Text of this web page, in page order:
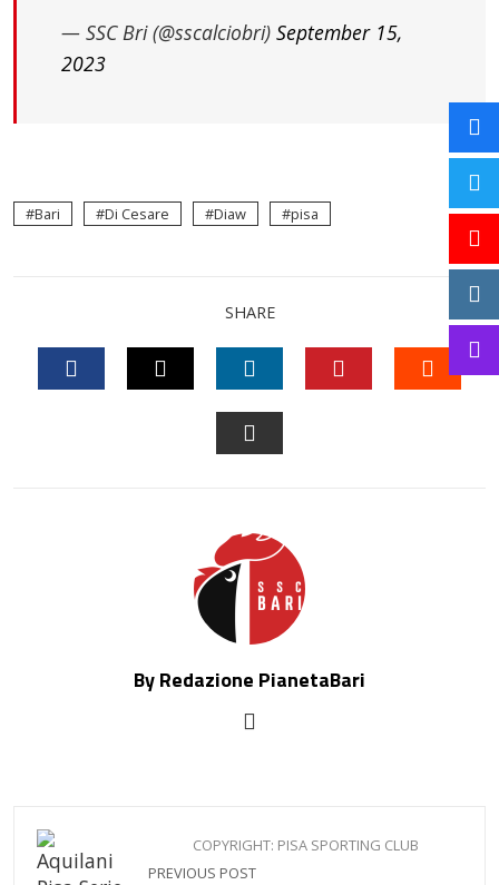
— SSC Bri (@sscalciobri) September 15,
2023
Bari Di Cesare Diaw pisa
SHARE
TWITTERLINKEDIN
By Redazione PianetaBari
COPYRIGHT: PISA SPORTING CLUB
PREVIOUS POST